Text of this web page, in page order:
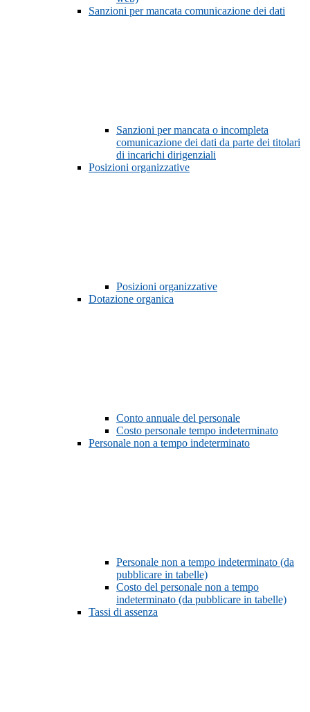
Sanzioni per mancata comunicazione dei dati
Sanzioni per mancata o incompleta
comunicazione dei dati da parte dei titolari
di incarichi dirigenziali
Posizioni organizzative
Posizioni organizzative
Dotazione organica
Conto annuale del personale
Costo personale tempo indeterminato
Personale non a tempo indeterminato
Personale non a tempo indeterminato (da
pubblicare in tabelle)
Costo del personale non a tempo
indeterminato (da pubblicare in tabelle)
Tassi di assenza